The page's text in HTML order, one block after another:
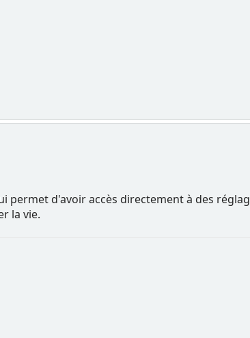
permet d'avoir accès directement à des
la vie.